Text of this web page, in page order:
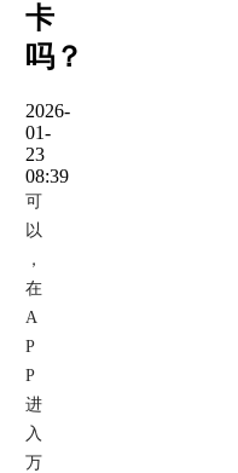
卡
吗？
2026-
01-
23
08:39
可
以
，
在
A
P
P
进
入
万